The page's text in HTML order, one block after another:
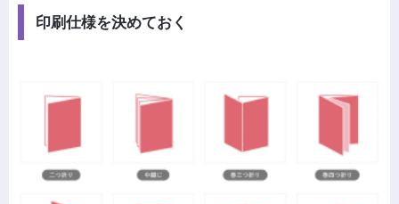
印刷仕様を決めておく